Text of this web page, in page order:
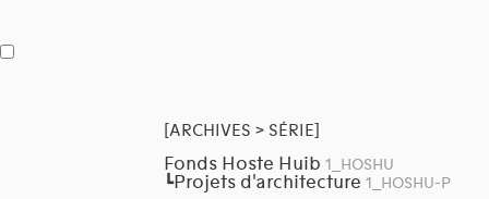
[ARCHIVES > SÉRIE]
Fonds Hoste Huib 1_HOSHU
┗Projets d'architecture 1_HOSHU-P